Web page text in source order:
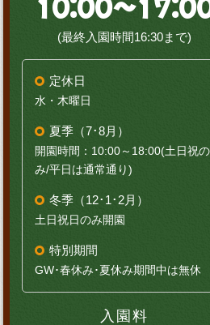
(最終入園時間16:30まで)
定休日
水・木曜日
夏季（7･8月）
開園時間：10:00～18:00(土日祝の
み/平日は通常通り)
冬季（12･1･2月）
土日祝日のみ開園
特別期間
GW･春休み･夏休み期間中は無休
入園料